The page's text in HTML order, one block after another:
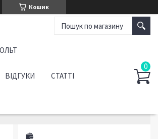
Кошик
ВІДГУКИ СТАТТІ